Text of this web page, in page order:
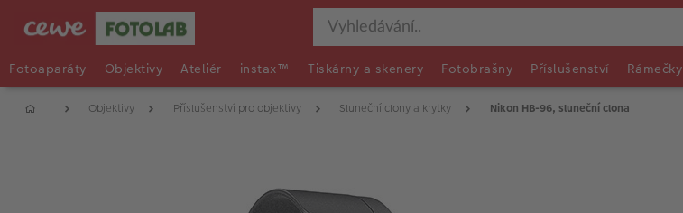
Fotoaparáty Objektivy Ateliér instax™ Tiskárny a skenery Fotobrašny Příslušenství Rámečky
Objektivy Příslušenství pro objektivy Sluneční clony a krytky Nikon HB-96, sluneční clona